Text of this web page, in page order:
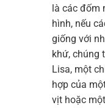
là các đốm
hình, nếu
giống với
khứ, chúng
Lisa, một
hợp của
vịt hoặc